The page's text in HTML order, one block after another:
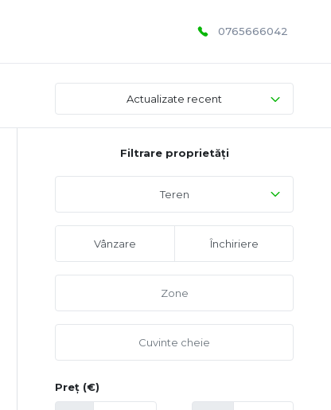
0765666042
Actualizate recent
Filtrare proprietăți
Teren
Vânzare Închiriere
Preț (€)